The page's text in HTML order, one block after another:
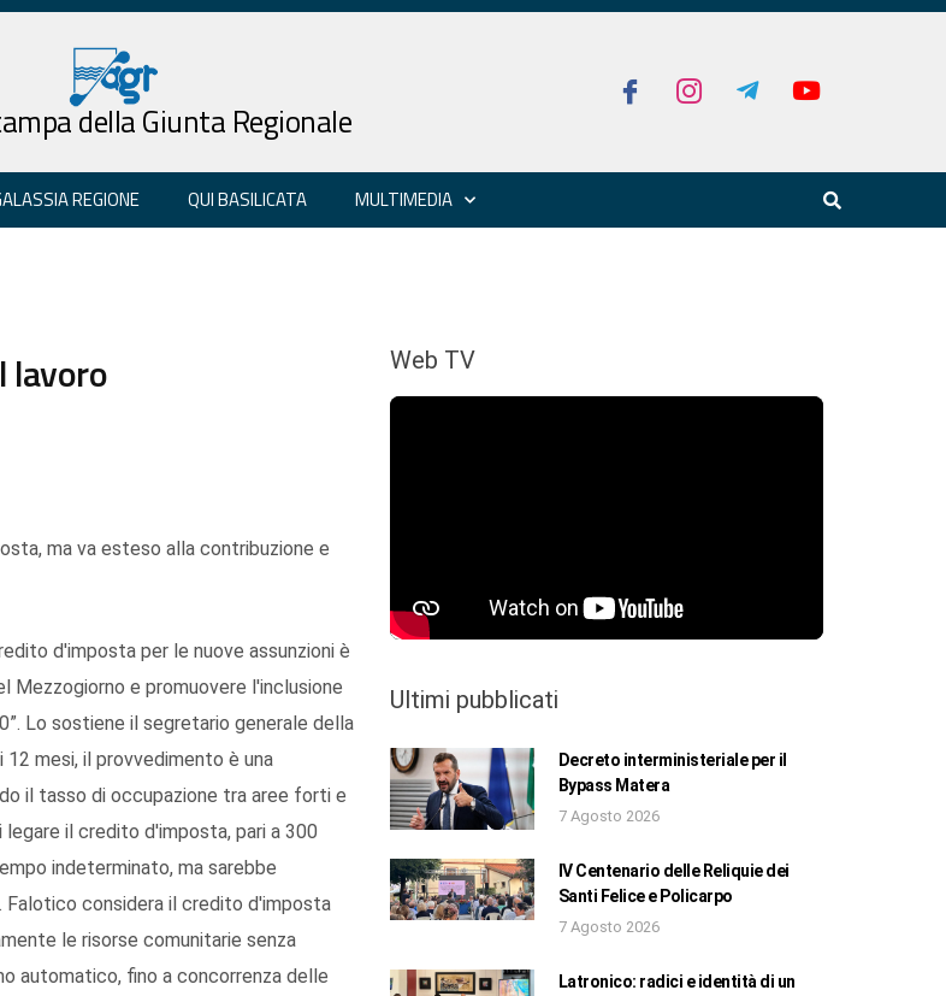
della Giunta Regionale
REGIONE QUI BASILICATA MULTIMEDIA
lavoro
ma va esteso alla contribuzione e
d'imposta per le nuove assunzioni è
Mezzogiorno e promuovere l'inclusione
Lo sostiene il segretario generale della
mesi, il provvedimento è una
il tasso di occupazione tra aree forti e
il credito d'imposta, pari a 300
indeterminato, ma sarebbe
Falotico considera il credito d'imposta
le risorse comunitarie senza
automatico, fino a concorrenza delle
Web TV
Ultimi pubblicati
Decreto interministeriale per il
Bypass Matera
7 Agosto 2026
IV Centenario delle Reliquie dei
Santi Felice e Policarpo
7 Agosto 2026
Latronico: radici e identità di un